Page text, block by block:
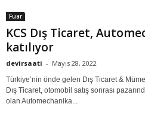
devirsaati
Bursa Ağır Vasıta A.Ş. Satış Sonrası
sıcaklıklarının artmaya başladığı bu
yaptırmaları konusunda uyardı. 16 yıldır...
Daf
Bursa Ağır Vasıta, “Yılın